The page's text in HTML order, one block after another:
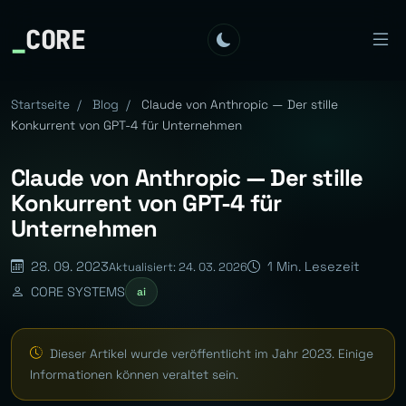
_CORE
Startseite / Blog /
Claude von Anthropic — Der stille
Konkurrent von GPT-4 für Unternehmen
Claude von Anthropic — Der stille
Konkurrent von GPT-4 für
Unternehmen
28. 09. 2023Aktualisiert: 24. 03. 2026
1 Min. Lesezeit
CORE SYSTEMS
ai
Dieser Artikel wurde veröffentlicht im Jahr 2023. Einige
Informationen können veraltet sein.